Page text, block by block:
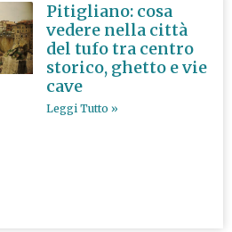
Pitigliano: cosa
vedere nella città
del tufo tra centro
storico, ghetto e vie
cave
Leggi Tutto »